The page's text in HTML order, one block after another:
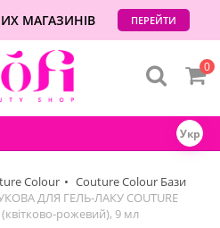
МАГАЗИНІВ ПЕРЕЙТИ
Укр
0
Colour
Couture Colour Бази
ДЛЯ ГЕЛЬ-ЛАКУ COUTURE
(квітково-рожевий), 9 мл